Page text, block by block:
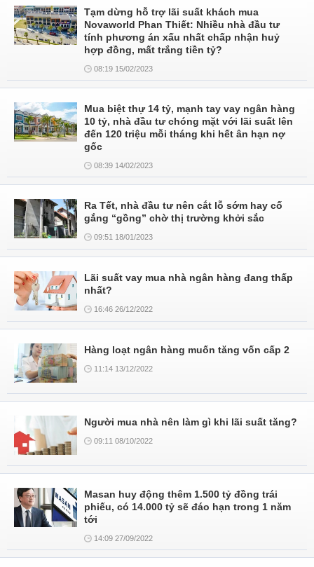
Tạm dừng hỗ trợ lãi suất khách mua
Novaworld Phan Thiết: Nhiều nhà đầu tư
tính phương án xấu nhất chấp nhận huỷ
hợp đồng, mất trắng tiền tỷ?
08:19 15/02/2023
Mua biệt thự 14 tỷ, mạnh tay vay ngân hàng
10 tỷ, nhà đầu tư chóng mặt với lãi suất lên
đến 120 triệu mỗi tháng khi hết ân hạn nợ
gốc
08:39 14/02/2023
Ra Tết, nhà đầu tư nên cắt lỗ sớm hay cố
gắng “gồng” chờ thị trường khởi sắc
09:51 18/01/2023
Lãi suất vay mua nhà ngân hàng đang thấp
nhất?
16:46 26/12/2022
Hàng loạt ngân hàng muốn tăng vốn cấp 2
11:14 13/12/2022
Người mua nhà nên làm gì khi lãi suất tăng?
09:11 08/10/2022
Masan huy động thêm 1.500 tỷ đồng trái
phiếu, có 14.000 tỷ sẽ đáo hạn trong 1 năm
tới
14:09 27/09/2022